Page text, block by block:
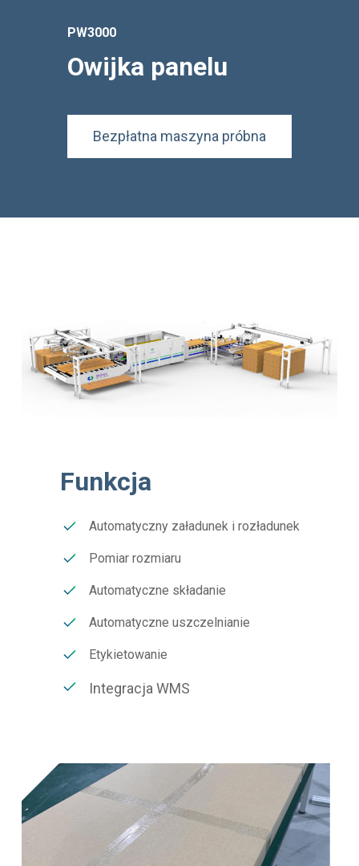
PW3000
Owijka panelu
Bezpłatna maszyna próbna
Funkcja
Automatyczny załadunek i rozładunek
Pomiar rozmiaru
Automatyczne składanie
Automatyczne uszczelnianie
Etykietowanie
Integracja WMS